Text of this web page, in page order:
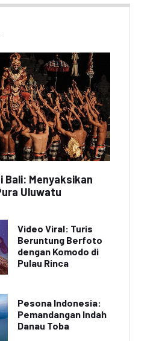
Bali: Menyaksikan
Uluwatu
Video Viral: Turis
Beruntung Berfoto
dengan Komodo di
Pulau Rinca
Pesona Indonesia:
Pemandangan Indah
Danau Toba